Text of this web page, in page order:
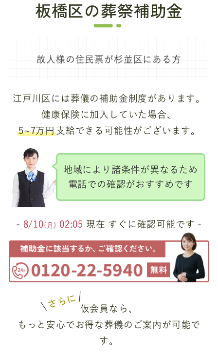
板橋区の葬祭補助金
故人様の住民票が杉並区にある方
江戸川区には葬儀の補助金制度があります。
健康保険に加入していた場合、
5~7万円支給できる可能性がございます。
地域により諸条件が異なるため
電話での確認がおすすめです
- 8/10(月) 02:05 現在 すぐに確認可能です -
さらに 仮会員なら、
もっと安心でお得な葬儀のご案内が可能で
す。